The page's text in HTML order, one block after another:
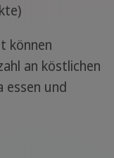
können
an köstlichen
essen und